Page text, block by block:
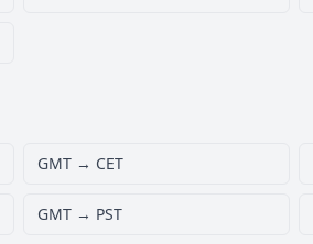
GMT → CET
GMT → PST